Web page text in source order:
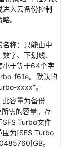
进入云备份控制
。
称：只能由中
字、下划线、
小于等于64个字
f61e。默认的
xxxx”。
此容量为备份
需的容量。存
SFS Turbo文件
围为[SFS Turbo
。